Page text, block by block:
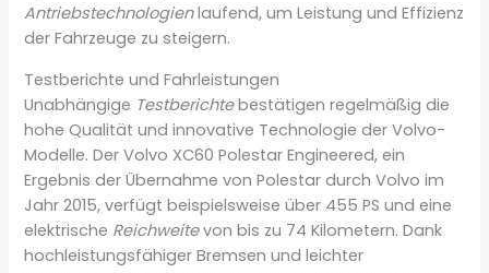
Antriebstechnologienlaufend, um Leistung und Effizienz
der Fahrzeuge zu steigern.
Testberichte und Fahrleistungen
Unabhängige Testberichtebestätigen regelmäßig die
hohe Qualität und innovative Technologie der Volvo-
Modelle. Der Volvo XC60 Polestar Engineered, ein
Ergebnis der Übernahme von Polestar durch Volvo im
Jahr 2015, verfügt beispielsweise über 455 PS und eine
elektrische Reichweitevon bis zu 74 Kilometern. Dank
hochleistungsfähiger Bremsen und leichter